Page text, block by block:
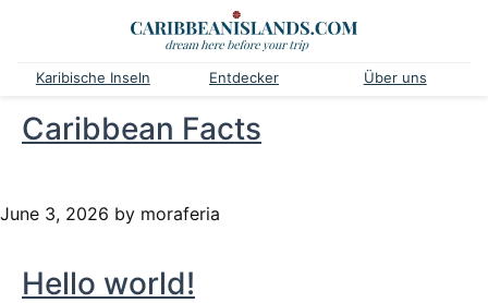
Karibische Inseln Entdecker Über uns
Caribbean Facts
June 3, 2026 by moraferia
Hello world!